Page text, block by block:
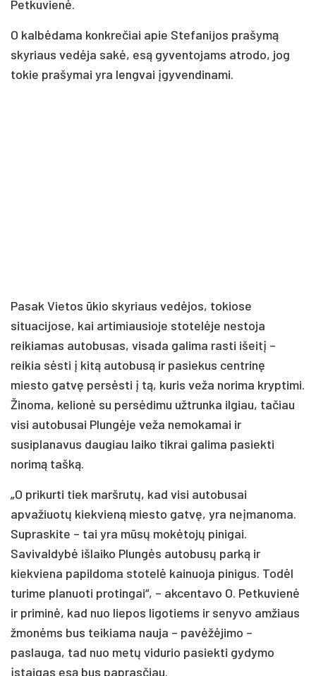
Petkuvienė.
O kalbėdama konkrečiai apie Stefanijos prašymą
skyriaus vedėja sakė, esą gyventojams atrodo, jog
tokie prašymai yra lengvai įgyvendinami.
Pasak Vietos ūkio skyriaus vedėjos, tokiose
situacijose, kai artimiausioje stotelėje nestoja
reikiamas autobusas, visada galima rasti išeitį –
reikia sėsti į kitą autobusą ir pasiekus centrinę
miesto gatvę persėsti į tą, kuris veža norima kryptimi.
Žinoma, kelionė su persėdimu užtrunka ilgiau, tačiau
visi autobusai Plungėje veža nemokamai ir
susiplanavus daugiau laiko tikrai galima pasiekti
norimą tašką.
„O prikurti tiek maršrutų, kad visi autobusai
apvažiuotų kiekvieną miesto gatvę, yra neįmanoma.
Supraskite – tai yra mūsų mokėtojų pinigai.
Savivaldybė išlaiko Plungės autobusų parką ir
kiekviena papildoma stotelė kainuoja pinigus. Todėl
turime planuoti protingai“, – akcentavo O. Petkuvienė
ir priminė, kad nuo liepos ligotiems ir senyvo amžiaus
žmonėms bus teikiama nauja – pavėžėjimo –
paslauga, tad nuo metų vidurio pasiekti gydymo
įstaigas esą bus paprasčiau.